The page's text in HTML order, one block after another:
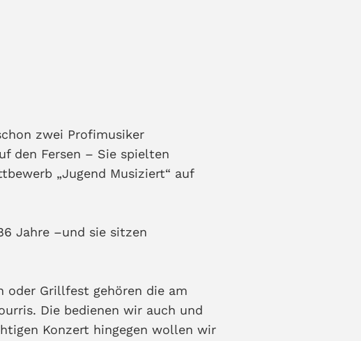
zwei Profimusiker
den Fersen – Sie spielten
„Jugend Musiziert“ auf
Jahre –und sie sitzen
oder Grillfest gehören die am
Die bedienen wir auch und
Konzert hingegen wollen wir